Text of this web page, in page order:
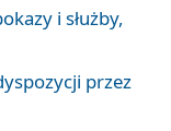
i służby,
przez